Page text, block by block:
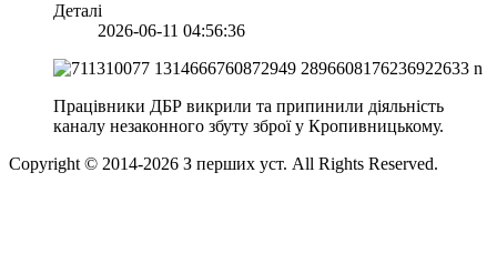
Деталі
2026-06-11 04:56:36
Працівники ДБР викрили та припинили діяльність
каналу незаконного збуту зброї у Кропивницькому.
Copyright © 2014-2026 З перших уст. All Rights Reserved.